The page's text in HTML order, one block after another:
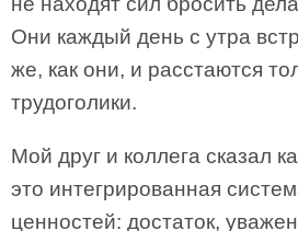
Они каждый день с утра
же, как они, и расстаются
трудоголики.
Мой друг и коллега сказал
это интегрированная
ценностей: достаток,